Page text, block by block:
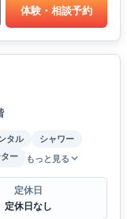
体験・相談予約
タル
シャワー
ー もっと見る
定休日
定休日なし